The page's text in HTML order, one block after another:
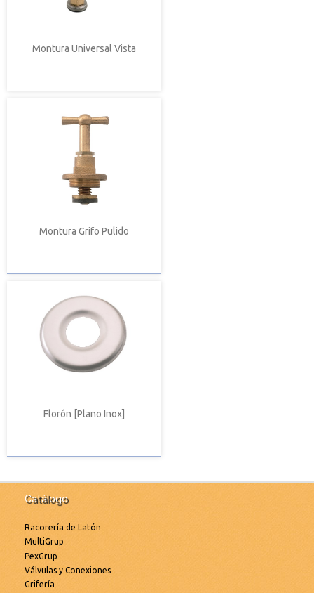
Montura Universal Vista
Montura Grifo Pulido
Florón [Plano Inox]
Catálogo
Racorería de Latón
MultiGrup
PexGrup
Válvulas y Conexiones
Grifería